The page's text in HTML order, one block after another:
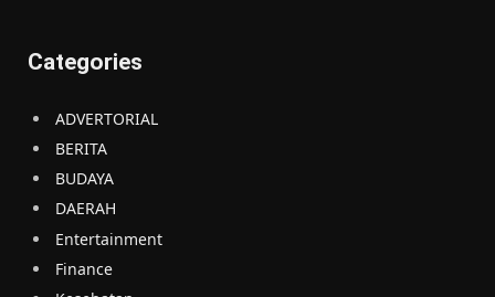
Categories
ADVERTORIAL
BERITA
BUDAYA
DAERAH
Entertainment
Finance